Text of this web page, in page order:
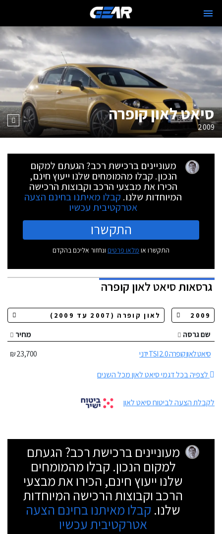
סיאט לאון קופרה
2009
מעוניינים ברכישת רכב? הגעתם למקום
הנכון. קבלו מהמומחים שלנו ייעוץ חינם,
הכירו את מבצעי הרכב וקבוצות הרכישה
המיוחדות שלנו. קבלו מאיתנו בחינם הצעה
אטרקטיבית עכשיו
התקשרו
התקשרו או מלאו פרטים ונחזור אליכם בהקדם
גרסאותסיאט לאון קופרה
שם גרסה
מחיר
סיאט לאון קופרה 2.0 TSI ידני
23,700 ₪
לצפיה בכל דגמי סיאט לאון מכל השנים
לקבלת הצעה לביטוח סיאט לאון
מעוניינים ברכישת רכב? הגעתם
למקום הנכון. קבלו מהמומחים
שלנו ייעוץ חינם, הכירו את מבצעי
הרכב וקבוצות הרכישה המיוחדות
שלנו. קבלו מאיתנו בחינם הצעה
אטרקטיבית עכשיו